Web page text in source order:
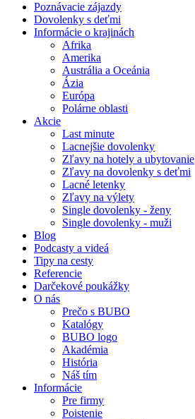
Poznávacie zájazdy
Dovolenky s deťmi
Informácie o krajinách
Afrika
Amerika
Austrália a Oceánia
Ázia
Európa
Polárne oblasti
Akcie
Last minute
Lacnejšie dovolenky
Zľavy na hotely a ubytovanie
Zľavy na dovolenky s deťmi
Lacné letenky
Zľavy na výlety
Single dovolenky - ženy
Single dovolenky - muži
Blog
Podcasty a videá
Tipy na cesty
Referencie
Darčekové poukážky
O nás
Prečo s BUBO
Katalógy
BUBO logo
Akadémia
História
Náš tím
Informácie
Pre firmy
Poistenie